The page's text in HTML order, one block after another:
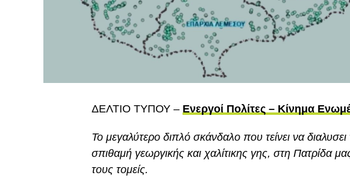
ΔΕΛΤΙΟ ΤΥΠΟΥ – Ενεργοί Πολίτες – Κίνημα
Το μεγαλύτερο διπλό σκάνδαλο που τείνει να
σπιθαμή γεωργικής και χαλίτικης γης, στη Πατρίδα
τους τομείς.